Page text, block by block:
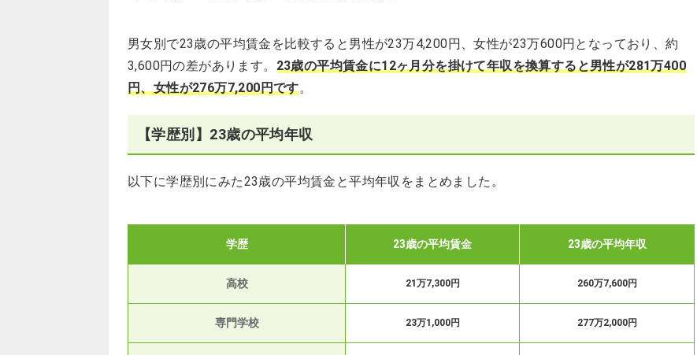
男女別で23歳の平均賃金を比較すると男性が23万4,200円、女性が23万600円となっており、約
3,600円の差があります。 23歳の平均賃金に12ヶ月分を掛けて年収を換算すると男性が281万400
円、女性が276万7,200円です。
【学歴別】23歳の平均年収
以下に学歴別にみた23歳の平均賃金と平均年収をまとめました。
学歴 23歳の平均賃金 23歳の平均年収
高校 21万7,300円 260万7,600円
専門学校 23万1,000円 277万2,000円